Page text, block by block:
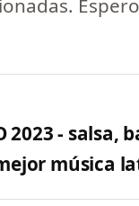
2023 - salsa,
música